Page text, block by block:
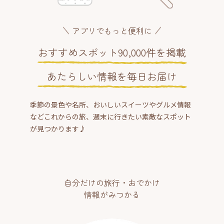
アプリでもっと便利に
おすすめスポット90,000件を掲載
あたらしい情報を毎日お届け
季節の景色や名所、おいしいスイーツやグルメ情報
などこれからの旅、週末に行きたい素敵なスポット
が見つかります♪
自分だけの旅行・おでかけ
情報がみつかる